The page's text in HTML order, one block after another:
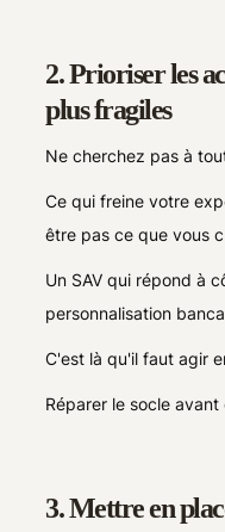
2. Prioriser les
plus fragiles
Ne cherchez pas à
Ce qui freine votre
être pas ce que vous
Un SAV qui répond à
personnalisation
C'est là qu'il faut agir
Réparer le socle
3. Mettre en